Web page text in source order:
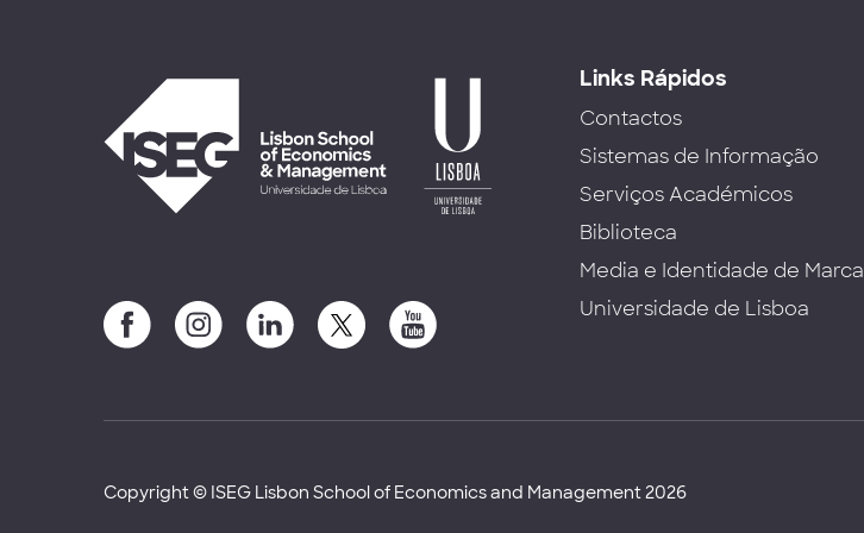
Links Rápidos
Contactos
Sistemas de Informação
Serviços Académicos
Biblioteca
Media e Identidade de Marca
Universidade de Lisboa
Copyright © ISEG Lisbon School of Economics and Management 2026